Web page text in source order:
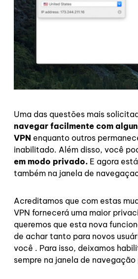
Uma das questões mais
navegar facilmente com
VPN enquanto outros
inabilitado. Além disso, você
em modo privado. E agora
também na janela de
Acreditamos que com estas
VPN fornecerá uma maior
queremos que esta nova
de achar tanto para novos
você . Para isso, deixamos
sempre na janela de